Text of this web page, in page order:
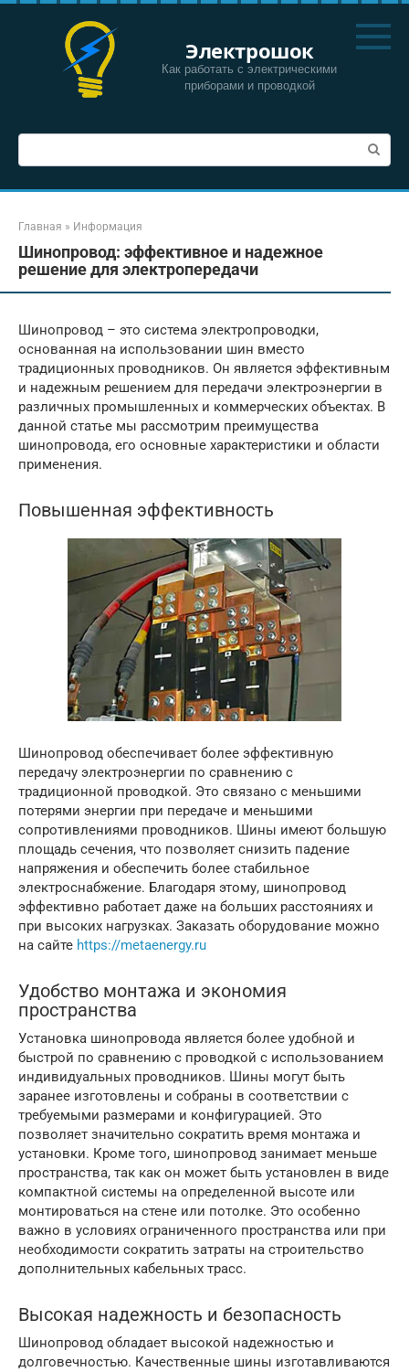
Перейти
Электрошок
Как работать с электрическими
приборами и проводкой
Поиск:
Главная » Информация
Шинопровод: эффективное и надежное
решение для электропередачи
Шинопровод – это система электропроводки,
основанная на использовании шин вместо
традиционных проводников. Он является эффективным
и надежным решением для передачи электроэнергии в
различных промышленных и коммерческих объектах. В
данной статье мы рассмотрим преимущества
шинопровода, его основные характеристики и области
применения.
Повышенная эффективность
Шинопровод обеспечивает более эффективную
передачу электроэнергии по сравнению с
традиционной проводкой. Это связано с меньшими
потерями энергии при передаче и меньшими
сопротивлениями проводников. Шины имеют большую
площадь сечения, что позволяет снизить падение
напряжения и обеспечить более стабильное
электроснабжение. Благодаря этому, шинопровод
эффективно работает даже на больших расстояниях и
при высоких нагрузках. Заказать оборудование можно
на сайте https://metaenergy.ru
Удобство монтажа и экономия
пространства
Установка шинопровода является более удобной и
быстрой по сравнению с проводкой с использованием
индивидуальных проводников. Шины могут быть
заранее изготовлены и собраны в соответствии с
требуемыми размерами и конфигурацией. Это
позволяет значительно сократить время монтажа и
установки. Кроме того, шинопровод занимает меньше
пространства, так как он может быть установлен в виде
компактной системы на определенной высоте или
монтироваться на стене или потолке. Это особенно
важно в условиях ограниченного пространства или при
необходимости сократить затраты на строительство
дополнительных кабельных трасс.
Высокая надежность и безопасность
Шинопровод обладает высокой надежностью и
долговечностью. Качественные шины изготавливаются